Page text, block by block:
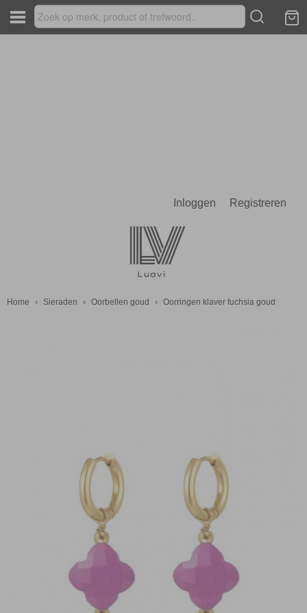
Inloggen Registreren
Home › Sieraden › Oorbellen goud › Oorringen klaver fuchsia goud